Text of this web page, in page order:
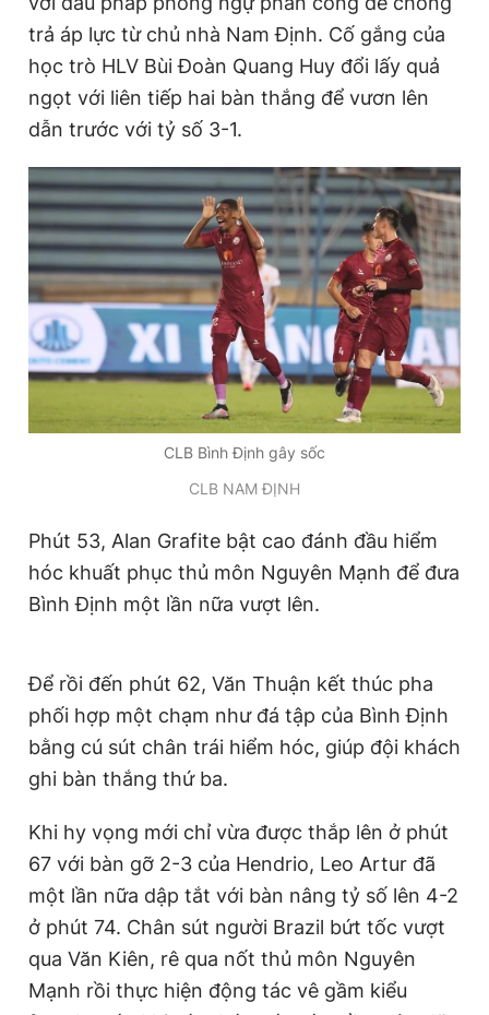
trả áp lực từ chủ nhà Nam Định. Cố gắng của
học trò HLV Bùi Đoàn Quang Huy đổi lấy quả
ngọt với liên tiếp hai bàn thắng để vươn lên
dẫn trước với tỷ số 3-1.
CLB Bình Định gây sốc
CLB NAM ĐỊNH
Phút 53, Alan Grafite bật cao đánh đầu hiểm
hóc khuất phục thủ môn Nguyên Mạnh để đưa
Bình Định một lần nữa vượt lên.
Để rồi đến phút 62, Văn Thuận kết thúc pha
phối hợp một chạm như đá tập của Bình Định
bằng cú sút chân trái hiểm hóc, giúp đội khách
ghi bàn thắng thứ ba.
Khi hy vọng mới chỉ vừa được thắp lên ở phút
67 với bàn gỡ 2-3 của Hendrio, Leo Artur đã
một lần nữa dập tắt với bàn nâng tỷ số lên 4-2
ở phút 74. Chân sút người Brazil bứt tốc vượt
qua Văn Kiên, rê qua nốt thủ môn Nguyên
Mạnh rồi thực hiện động tác vê gầm kiểu